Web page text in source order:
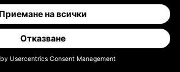
за управление за
DRIVES